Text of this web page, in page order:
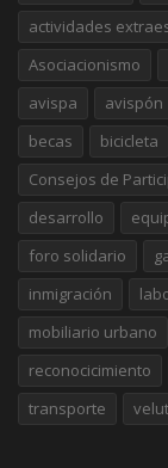
actividades
Asociacionismo
avispa
avispón
becas
bicicleta
Consejos de
desarrollo
foro solidario
inmigración
mobiliario urbano
reconocicimiento
transporte